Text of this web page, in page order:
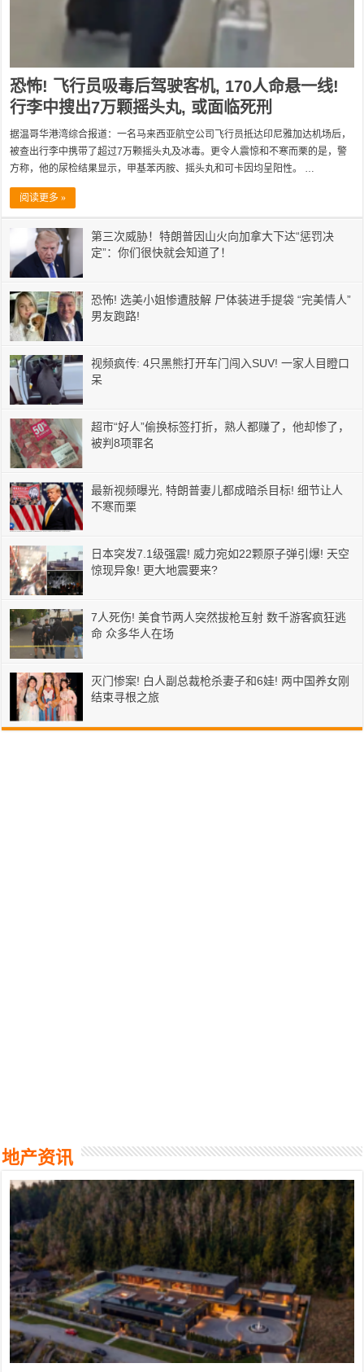
恐怖! 飞行员吸毒后驾驶客机, 170人命悬一线!
行李中搜出7万颗摇头丸, 或面临死刑
据温哥华港湾综合报道：一名马来西亚航空公司飞行员抵达印尼雅加达机场后，
被查出行李中携带了超过7万颗摇头丸及冰毒。更令人震惊和不寒而栗的是，警
方称，他的尿检结果显示，甲基苯丙胺、摇头丸和可卡因均呈阳性。 …
阅读更多 »
第三次威胁！特朗普因山火向加拿大下达“惩罚决
定”：你们很快就会知道了！
恐怖! 选美小姐惨遭肢解 尸体装进手提袋 “完美情人”
男友跑路!
视频疯传: 4只黑熊打开车门闯入SUV! 一家人目瞪口
呆
超市“好人”偷换标签打折，熟人都赚了，他却惨了，
被判8项罪名
最新视频曝光, 特朗普妻儿都成暗杀目标! 细节让人
不寒而栗
日本突发7.1级强震! 威力宛如22颗原子弹引爆! 天空
惊现异象! 更大地震要来?
7人死伤! 美食节两人突然拔枪互射 数千游客疯狂逃
命 众多华人在场
灭门惨案! 白人副总裁枪杀妻子和6娃! 两中国养女刚
结束寻根之旅
地产资讯